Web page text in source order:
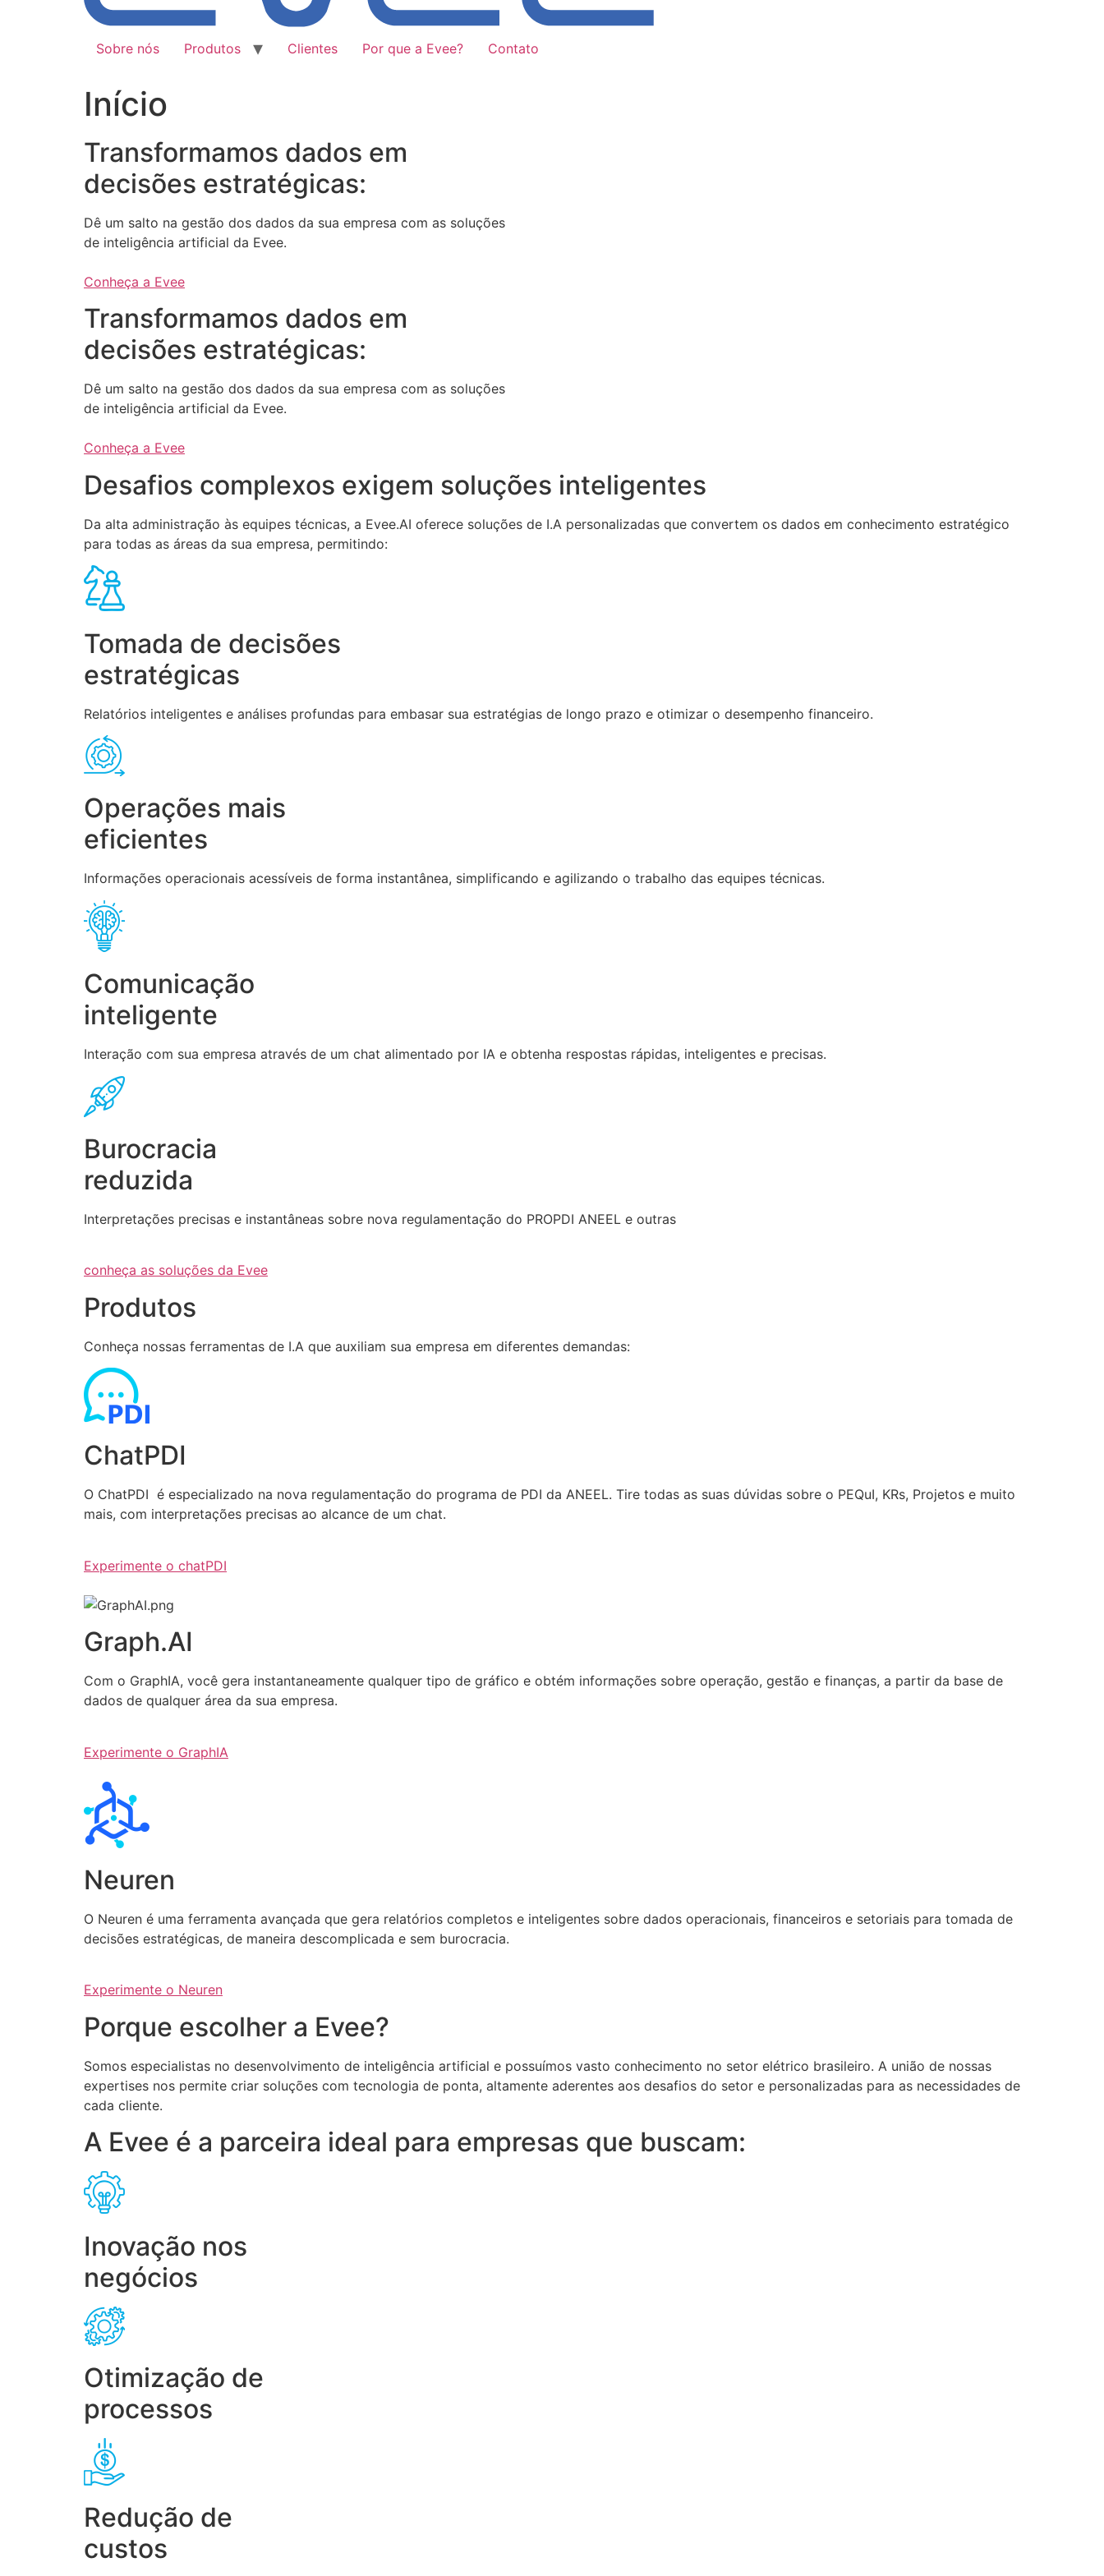
Sobre nós Produtos Clientes Por que a Evee? Contato
Início
Transformamos dados em
decisões estratégicas:
Dê um salto na gestão dos dados da sua empresa com as soluções
de inteligência artificial da Evee.
Conheça a Evee
Transformamos dados em
decisões estratégicas:
Dê um salto na gestão dos dados da sua empresa com as soluções
de inteligência artificial da Evee.
Conheça a Evee
Desafios complexos exigem soluções inteligentes
Da alta administração às equipes técnicas, a Evee.AI oferece soluções de I.A personalizadas que convertem os dados em conhecimento estratégico
para todas as áreas da sua empresa, permitindo:
Tomada de decisões
estratégicas
Relatórios inteligentes e análises profundas para embasar sua estratégias de longo prazo e otimizar o desempenho financeiro.
Operações mais
eficientes
Informações operacionais acessíveis de forma instantânea, simplificando e agilizando o trabalho das equipes técnicas.
Comunicação
inteligente
Interação com sua empresa através de um chat alimentado por IA e obtenha respostas rápidas, inteligentes e precisas.
Burocracia
reduzida
Interpretações precisas e instantâneas sobre nova regulamentação do PROPDI ANEEL e outras
conheça as soluções da Evee
Produtos
Conheça nossas ferramentas de I.A que auxiliam sua empresa em diferentes demandas:
ChatPDI
O ChatPDI é especializado na nova regulamentação do programa de PDI da ANEEL. Tire todas as suas dúvidas sobre o PEQuI, KRs, Projetos e muito
mais, com interpretações precisas ao alcance de um chat.
Experimente o chatPDI
Graph.AI
Com o GraphIA, você gera instantaneamente qualquer tipo de gráfico e obtém informações sobre operação, gestão e finanças, a partir da base de
dados de qualquer área da sua empresa.
Experimente o GraphIA
Neuren
O Neuren é uma ferramenta avançada que gera relatórios completos e inteligentes sobre dados operacionais, financeiros e setoriais para tomada de
decisões estratégicas, de maneira descomplicada e sem burocracia.
Experimente o Neuren
Porque escolher a Evee?
Somos especialistas no desenvolvimento de inteligência artificial e possuímos vasto conhecimento no setor elétrico brasileiro. A união de nossas
expertises nos permite criar soluções com tecnologia de ponta, altamente aderentes aos desafios do setor e personalizadas para as necessidades de
cada cliente.
A Evee é a parceira ideal para empresas que buscam:
Inovação nos
negócios
Otimização de
processos
Redução de
custos